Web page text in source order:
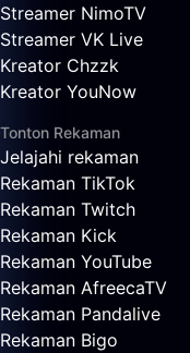
Streamer NimoTV
Streamer VK Live
Kreator Chzzk
Kreator YouNow
Tonton Rekaman
Jelajahi rekaman
Rekaman TikTok
Rekaman Twitch
Rekaman Kick
Rekaman YouTube
Rekaman AfreecaTV
Rekaman Pandalive
Rekaman Bigo